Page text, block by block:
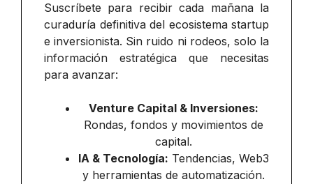
Suscríbete para recibir cada mañana la
curaduría definitiva del ecosistema startup
e inversionista. Sin ruido ni rodeos, solo la
información estratégica que necesitas
para avanzar:
Venture Capital & Inversiones:
Rondas, fondos y movimientos de
capital.
IA & Tecnología: Tendencias, Web3
y herramientas de automatización.